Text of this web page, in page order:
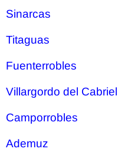
Sinarcas
Titaguas
Fuenterrobles
Villargordo del Cabriel
Camporrobles
Ademuz